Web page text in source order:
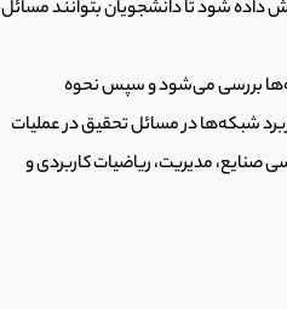
داده شود تا دانشجویان بتوانند مسائل
بررسی می‌شود و سپس نحوه
شبکه‌ها در مسائل تحقیق در عملیات
صنایع، مدیریت، ریاضیات کاربردی و